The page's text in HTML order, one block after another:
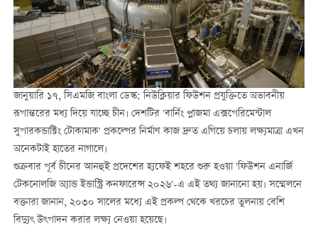
জানুয়ারি ১৭, সিএমজি বাংলা ডেস্ক: নিউক্লিয়ার ফিউশন প্রযুক্তিতে অভাবনীয়
রূপান্তরের মধ্য দিয়ে যাচ্ছে চীন। দেশটির 'বার্নিং প্লাজমা এক্সপেরিমেন্টাল
সুপারকন্ডাক্টিং টোকামাক' প্রকল্পের নির্মাণ কাজ দ্রুত এগিয়ে চলায় লক্ষ্যমাত্রা এখন
অনেকটাই হাতের নাগালে।
শুক্রবার পূর্ব চীনের আনহুই প্রদেশের হ্যফেই শহরে শুরু হওয়া 'ফিউশন এনার্জি
টেকনোলজি অ্যান্ড ইন্ডাস্ট্রি কনফারেন্স ২০২৬'-এ এই তথ্য জানানো হয়। সম্মেলনে
বক্তারা জানান, ২০৩০ সালের মধ্যে এই প্রকল্প থেকে খরচের তুলনায় বেশি
বিদ্যুৎ উৎপাদন করার লক্ষ্য নেওয়া হয়েছে।